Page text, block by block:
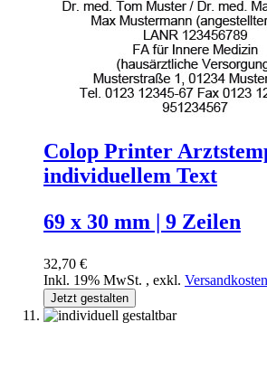
Colop Printer
individuellem Text
69 x 30 mm | 9 Zeilen
32,70 €
Inkl. 19% MwSt. , exkl. Versandkosten
Jetzt gestalten